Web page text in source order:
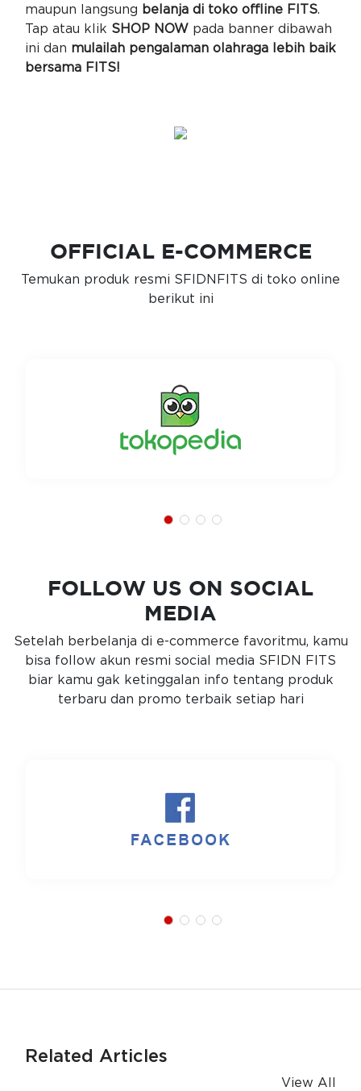
maupun langsung belanja di toko offline FITS.
Tap atau klik SHOP NOW pada banner dibawah
ini dan mulailah pengalaman olahraga lebih baik
bersama FITS!
OFFICIAL E-COMMERCE
Temukan produk resmi SFIDNFITS di toko online
berikut ini
FOLLOW US ON SOCIAL
MEDIA
Setelah berbelanja di e-commerce favoritmu, kamu
bisa follow akun resmi social media SFIDN FITS
biar kamu gak ketinggalan info tentang produk
terbaru dan promo terbaik setiap hari
Related Articles
View All